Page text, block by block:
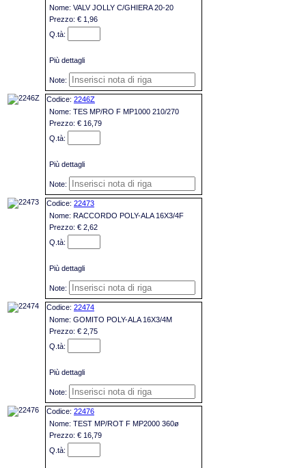
VALV JOLLY C/GHIERA 20-20
€ 1,96
Più dettagli
2246Z
TES MP/RO F MP1000 210/270
€ 16,79
Più dettagli
22473
RACCORDO POLY-ALA 16X3/4F
€ 2,62
Più dettagli
22474
GOMITO POLY-ALA 16X3/4M
€ 2,75
Più dettagli
22476
TEST MP/ROT F MP2000 360ø
€ 16,79